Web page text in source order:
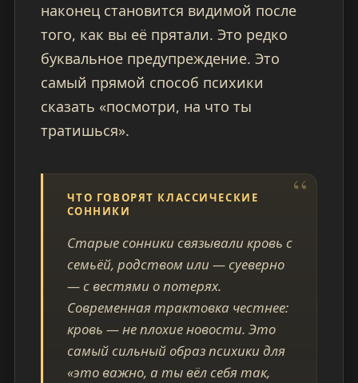
наконец становится видимой после
того, как вы её прятали. Это редко
буквальное предупреждение. Это
самый прямой способ психики
сказать «посмотри, на что ты
тратишься».
ЧТО ГОВОРЯТ КЛАССИЧЕСКИЕ
СОННИКИ
Старые сонники связывали кровь с
семьёй, родством или — суеверно
— с вестями о потерях.
Современная трактовка честнее:
кровь — не плохие новости. Это
самый сильный образ психики для
«это важно, а ты вёл себя так,